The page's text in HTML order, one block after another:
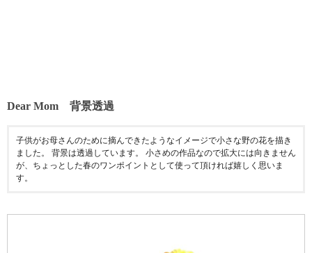
Dear Mom 背景透過
子供がお母さんのために摘んできたようなイメージで小さな野の花を描き
ました。 背景は透過しています。 小さめの作品なので拡大には向きません
が、ちょっとした春のワンポイントとして使って頂ければ嬉しく思いま
す。